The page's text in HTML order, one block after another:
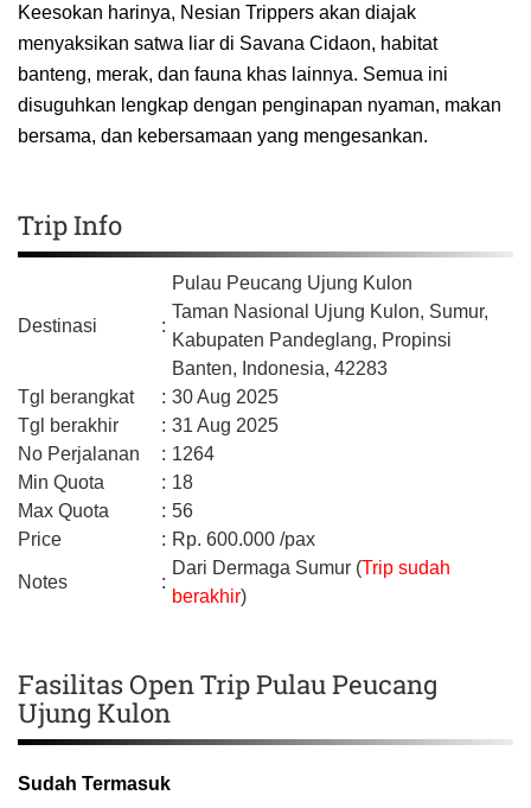
Keesokan harinya, Nesian Trippers akan diajak
menyaksikan satwa liar di Savana Cidaon, habitat
banteng, merak, dan fauna khas lainnya. Semua ini
disuguhkan lengkap dengan penginapan nyaman, makan
bersama, dan kebersamaan yang mengesankan.
Trip Info
Destinasi :
Pulau Peucang Ujung Kulon
Taman Nasional Ujung Kulon, Sumur,
Kabupaten Pandeglang, Propinsi
Banten, Indonesia, 42283
Tgl berangkat
: 30 Aug 2025
Tgl berakhir
: 31 Aug 2025
No Perjalanan
: 1264
Min Quota
: 18
Max Quota
: 56
Price
: Rp. 600.000 /pax
Notes :
Dari Dermaga Sumur (Trip sudah
berakhir)
Fasilitas Open Trip Pulau Peucang
Ujung Kulon
Sudah Termasuk